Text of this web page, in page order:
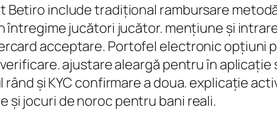
include tradițional rambursare
jucători jucător. mențiune și
acceptare. Portofel electronic opțiuni
ajustare aleargă pentru în
și KYC confirmare a doua. explicație
jocuri de noroc pentru bani reali.